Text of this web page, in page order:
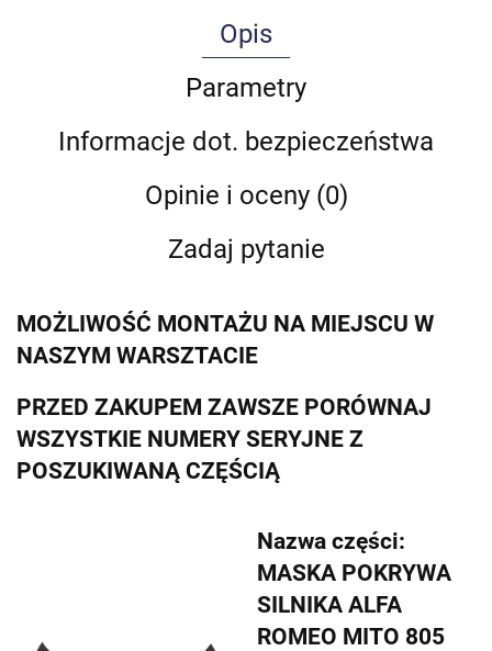
Opis
Parametry
Informacje dot. bezpieczeństwa
Opinie i oceny (0)
Zadaj pytanie
MOŻLIWOŚĆ MONTAŻU NA MIEJSCU W
NASZYM WARSZTACIE
PRZED ZAKUPEM ZAWSZE PORÓWNAJ
WSZYSTKIE NUMERY SERYJNE Z
POSZUKIWANĄ CZĘŚCIĄ
Nazwa części:
MASKA POKRYWA
SILNIKA ALFA
ROMEO MITO 805